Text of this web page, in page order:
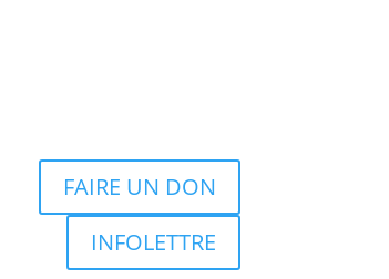
FAIRE UN DON
INFOLETTRE